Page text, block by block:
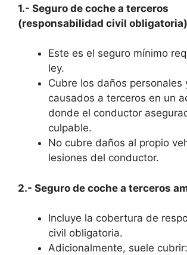
1.- Seguro de coche a terceros
(responsabilidad civil
Este es el seguro mínimo
ley.
Cubre los daños personales
causados a terceros en un
donde el conductor
culpable.
No cubre daños al propio
lesiones del conductor.
2.- Seguro de coche a terceros
Incluye la cobertura de
civil obligatoria.
Adicionalmente, suele cubrir: